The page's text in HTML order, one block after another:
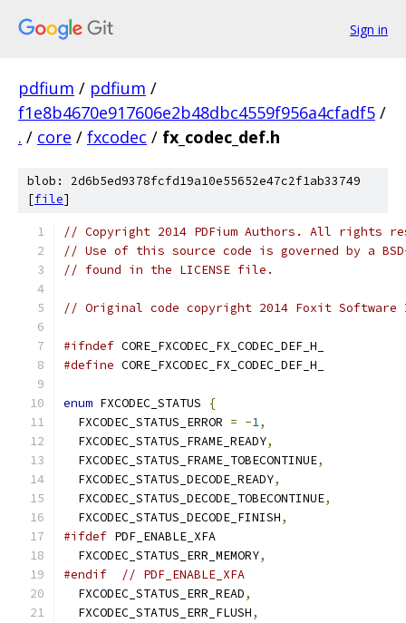
Sign in
pdfium / pdfium /
f1e8b4670e917606e2b48dbc4559f956a4cfadf5 /
. / core / fxcodec / fx_codec_def.h
blob: 2d6b5ed9378fcfd19a10e55652e47c2f1ab33749
[file]
// Copyright 2014 PDFium Authors. All rights
// Use of this source code is governed by a
// found in the LICENSE file.
// Original code copyright 2014 Foxit
#ifndef CORE_FXCODEC_FX_CODEC_DEF_H_
#define CORE_FXCODEC_FX_CODEC_DEF_H_
enum FXCODEC_STATUS
{
  FXCODEC_STATUS_ERROR
= -1,
  FXCODEC_STATUS_FRAME_READY
,
  FXCODEC_STATUS_FRAME_TOBECONTINUE
,
  FXCODEC_STATUS_DECODE_READY
,
  FXCODEC_STATUS_DECODE_TOBECONTINUE
,
  FXCODEC_STATUS_DECODE_FINISH
,
#ifdef PDF_ENABLE_XFA
  FXCODEC_STATUS_ERR_MEMORY
,
#endif
// PDF_ENABLE_XFA
  FXCODEC_STATUS_ERR_READ
,
  FXCODEC_STATUS_ERR_FLUSH
,